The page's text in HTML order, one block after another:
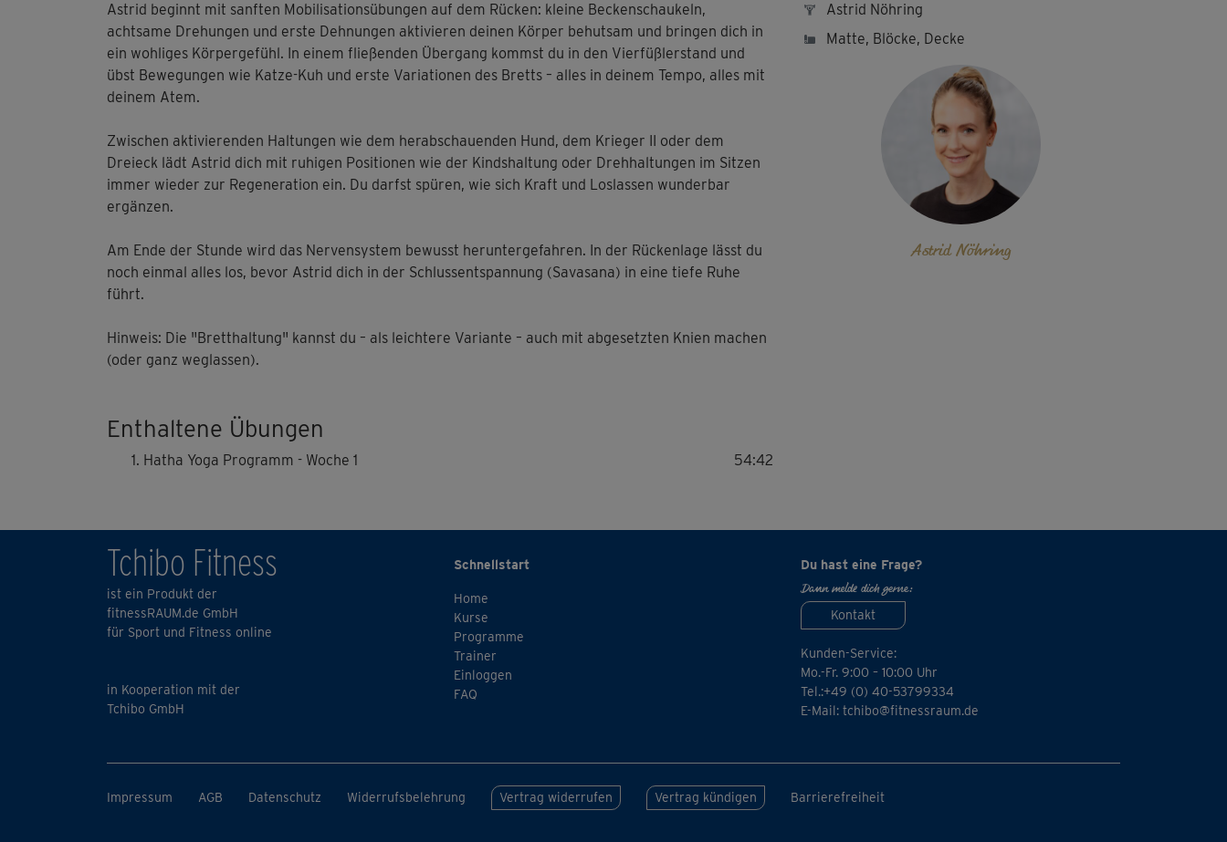
Astrid beginnt mit sanften Mobilisationsübungen auf dem Rücken: kleine Beckenschaukeln,
achtsame Drehungen und erste Dehnungen aktivieren deinen Körper behutsam und bringen dich in
ein wohliges Körpergefühl. In einem fließenden Übergang kommst du in den Vierfüßlerstand und
übst Bewegungen wie Katze-Kuh und erste Variationen des Bretts – alles in deinem Tempo, alles mit
deinem Atem.
Zwischen aktivierenden Haltungen wie dem herabschauenden Hund, dem Krieger II oder dem
Dreieck lädt Astrid dich mit ruhigen Positionen wie der Kindshaltung oder Drehhaltungen im Sitzen
immer wieder zur Regeneration ein. Du darfst spüren, wie sich Kraft und Loslassen wunderbar
ergänzen.
Am Ende der Stunde wird das Nervensystem bewusst heruntergefahren. In der Rückenlage lässt du
noch einmal alles los, bevor Astrid dich in der Schlussentspannung (Savasana) in eine tiefe Ruhe
führt.
Hinweis: Die "Bretthaltung" kannst du – als leichtere Variante – auch mit abgesetzten Knien machen
(oder ganz weglassen).
Enthaltene Übungen
Hatha Yoga Programm - Woche 1 54:42
Astrid Nöhring
Matte, Blöcke, Decke
Astrid Nöhring
Tchibo Fitness
ist ein Produkt der
fitnessRAUM.de GmbH
für Sport und Fitness online
in Kooperation mit der
Tchibo GmbH
Schnellstart
Home
Kurse
Programme
Trainer
Einloggen
FAQ
Du hast eine Frage?
Dann melde dich gerne:
Kontakt
Kunden-Service:
Mo.-Fr. 9:00 – 10:00 Uhr
Tel.:+49 (0) 40-53799334
E-Mail: tchibo@fitnessraum.de
Impressum AGB Datenschutz Widerrufsbelehrung Vertrag widerrufen Vertrag kündigen Barrierefreiheit